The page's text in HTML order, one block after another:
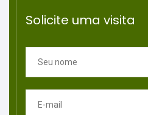
Solicite uma visita